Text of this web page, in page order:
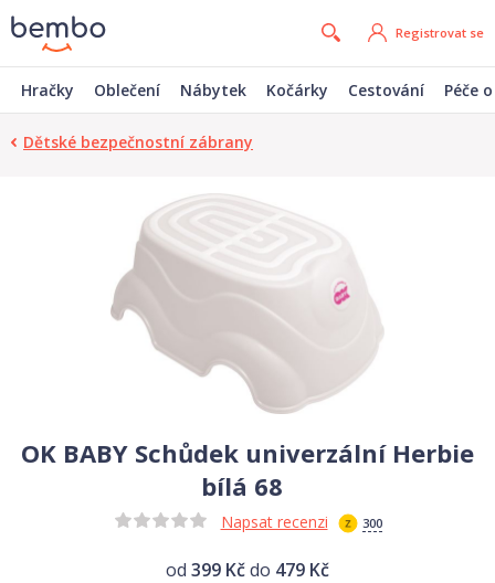
Registrovat se
Hračky Oblečení Nábytek Kočárky Cestování Péče
Dětské bezpečnostní zábrany
OK BABY Schůdek univerzální Herbie
bílá 68
Napsat recenzi 300
od 399 Kčdo 479 Kč